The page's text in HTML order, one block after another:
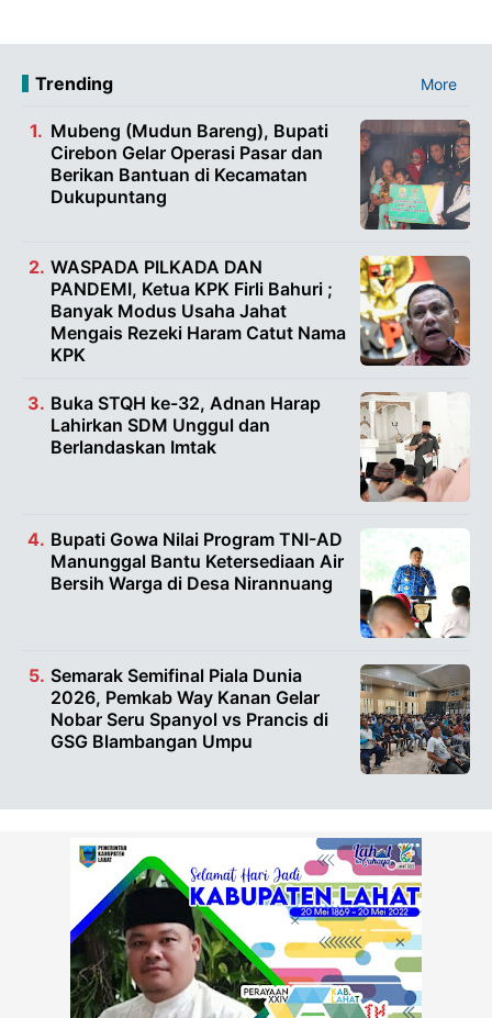
Trending More
Mubeng (Mudun Bareng), Bupati
Cirebon Gelar Operasi Pasar dan
Berikan Bantuan di Kecamatan
Dukupuntang
WASPADA PILKADA DAN
PANDEMI, Ketua KPK Firli Bahuri ;
Banyak Modus Usaha Jahat
Mengais Rezeki Haram Catut Nama
KPK
Buka STQH ke-32, Adnan Harap
Lahirkan SDM Unggul dan
Berlandaskan Imtak
Bupati Gowa Nilai Program TNI-AD
Manunggal Bantu Ketersediaan Air
Bersih Warga di Desa Nirannuang
Semarak Semifinal Piala Dunia
2026, Pemkab Way Kanan Gelar
Nobar Seru Spanyol vs Prancis di
GSG Blambangan Umpu